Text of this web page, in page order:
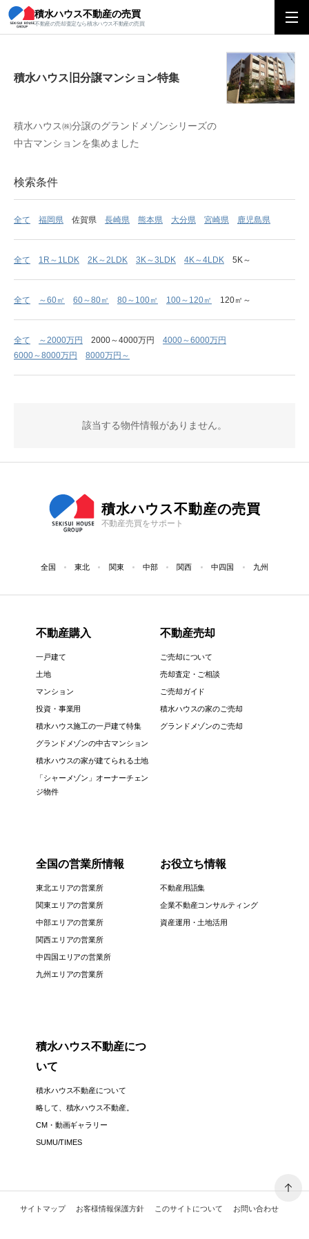
積水ハウス不動産の売買
不動産の売却査定なら積水ハウス不動産の売買
積水ハウス旧分譲マンション特集
積水ハウス旧分譲マンション特集
積水ハウス㈱分譲のグランドメゾンシリーズの
中古マンションを集めました
検索条件
全て 福岡県 佐賀県 長崎県 熊本県 大分県 宮崎県 鹿児島県
全て 1R～1LDK 2K～2LDK 3K～3LDK 4K～4LDK 5K～
全て ～60㎡ 60～80㎡ 80～100㎡ 100～120㎡ 120㎡～
全て ～2000万円 2000～4000万円
4000～6000万円
6000～8000万円
8000万円～
該当する物件情報がありません。
積水ハウス不動産の売買
不動産売買をサポート
全国 東北 関東 中部 関西 中四国 九州
不動産購入
一戸建て
土地
マンション
投資・事業用
積水ハウス施工の一戸建て特集
グランドメゾンの中古マンション
積水ハウスの家が建てられる土地
「シャーメゾン」オーナーチェン
ジ物件
不動産売却
ご売却について
売却査定・ご相談
ご売却ガイド
積水ハウスの家のご売却
グランドメゾンのご売却
全国の営業所情報
東北エリアの営業所
関東エリアの営業所
中部エリアの営業所
関西エリアの営業所
中四国エリアの営業所
九州エリアの営業所
お役立ち情報
不動産用語集
企業不動産コンサルティング
資産運用・土地活用
積水ハウス不動産につ
いて
積水ハウス不動産について
略して、積水ハウス不動産。
CM・動画ギャラリー
SUMU/TIMES
サイトマップ お客様情報保護方針 このサイトについて お問い合わせ